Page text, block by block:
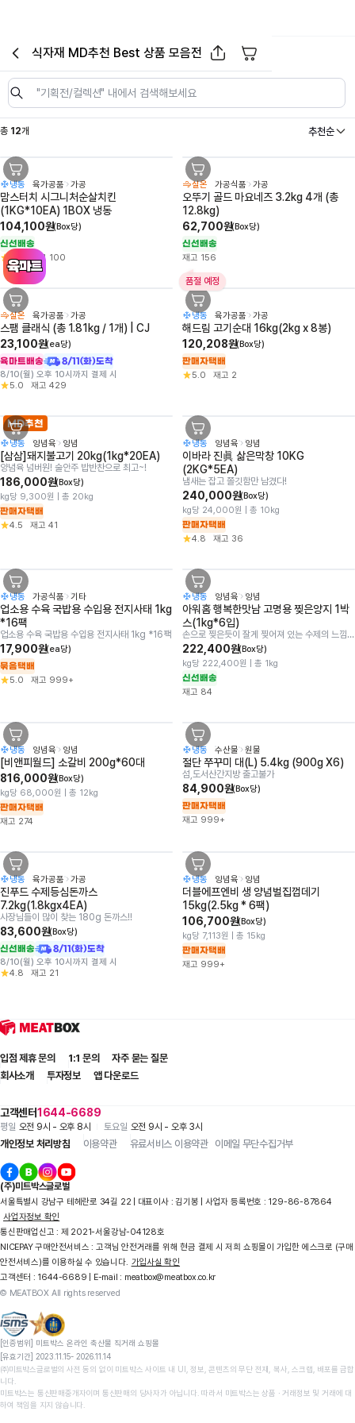
이전페이지로 이동
식자재 MD추천 Best 상품 모음전
공유하기장바구니
펼쳐보기 버튼
필터
"기획전/컬렉션" 내에서 검색해보세요
추천순
총 12개
장바구니버튼
냉동 육가공품 가공
맘스터치 시그니처순살치킨
(1KG*10EA) 1BOX 냉동
104,100원(Box당)
신선배송
5.0 재고 100
장바구니버튼
실온 가공식품 가공
오뚜기 골드 마요네즈 3.2kg 4개 (총
12.8kg)
62,700원(Box당)
신선배송
재고 156
장바구니버튼
실온 육가공품 가공
스팸 클래식 (총 1.81kg / 1개) | CJ
23,100원(ea당)
육마트배송 8/11(화)도착
8/10(월) 오후 10시까지 결제 시
5.0
재고 429
품절 예정
장바구니버튼
냉동 육가공품 가공
해드림 고기순대 16kg(2kg x 8봉)
120,208원(Box당)
판매자택배
5.0 재고 2
MD추천
장바구니버튼
냉동 양념육 양념
[삼삼]돼지불고기 20kg(1kg*20EA)
양념육 넘버원! 술안주 밥반찬으로 최고~!
186,000원(Box당)
kg당 9,300원 | 총 20kg
판매자택배
4.5 재고 41
장바구니버튼
냉동 양념육 양념
이바라 진眞 삶은막창 10KG
(2KG*5EA)
냄새는 잡고 쫄깃함만 남겼다!
240,000원(Box당)
kg당 24,000원 | 총 10kg
판매자택배
4.8 재고 36
장바구니버튼
냉동 가공식품 기타
업소용 수육 국밥용 수입용 전지사태 1kg
*16팩
업소용 수육 국밥용 수입용 전지사태 1kg *16팩
17,900원(ea당)
묶음택배
5.0 재고 999+
장바구니버튼
냉동 양념육 양념
아워홈 행복한맛남 고명용 찢은양지 1박
스(1kg*6입)
손으로 찢은듯이 잘게 찢어져 있는 수제의 느낌/후추로 간이 맞춰져 있어 별도의 간이 필요없음
222,400원(Box당)
kg당 222,400원 | 총 1kg
신선배송
재고 84
장바구니버튼
냉동 양념육 양념
[비앤피월드] 소갈비 200g*60대
816,000원(Box당)
kg당 68,000원 | 총 12kg
판매자택배
재고 274
장바구니버튼
냉동 수산물 원물
절단 쭈꾸미 대(L) 5.4kg (900g X6)
섬,도서산간지방 출고불가
84,900원(Box당)
판매자택배
재고 999+
장바구니버튼
냉동 육가공품 가공
진푸드 수제등심돈까스
7.2kg(1.8kgx4EA)
사장님들이 많이 찾는 180g 돈까스!!
83,600원(Box당)
신선배송 8/11(화)도착
8/10(월) 오후 10시까지 결제 시
4.8
재고 21
장바구니버튼
냉동 양념육 양념
더블에프엔비 생 양념벌집껍데기
15kg(2.5kg * 6팩)
106,700원(Box당)
kg당 7,113원 | 총 15kg
판매자택배
재고 999+
고객센터1644-6689
평일 오전 9시 - 오후 8시 토요일 오전 9시 - 오후 3시
입점 제휴 문의 1:1 문의
자주 묻는 질문
회사소개
투자정보 앱 다운로드
개인정보 처리방침 이용약관 유료서비스 이용약관 이메일 무단수집거부
(주)미트박스글로벌
서울특별시 강남구 테헤란로 34길 22 | 대표이사 : 김기봉 | 사업자 등록번호 : 129-86-87864
사업자정보 확인
통신판매업신고 : 제 2021-서울강남-04128호
NICEPAY 구매안전서비스 : 고객님 안전거래를 위해 현금 결제 시 저희 쇼핑몰이 가입한 에스크로 (구매
안전서비스)를 이용하실 수 있습니다. 가입사실 확인
고객센터 : 1644-6689 | E-mail : meatbox@meatbox.co.kr
© MEATBOX All rights reserved
[인증범위] 미트박스 온라인 축산물 직거래 쇼핑몰
[유효기간] 2023.11.15- 2026.11.14
㈜미트박스글로벌의 사전 동의 없이 미트박스 사이트 내 UI, 정보, 콘텐츠의 무단 전재, 복사, 스크랩, 배포를 금합
니다.
미트박스는 통신판매중개자이며 통신판매의 당사자가 아닙니다. 따라서 미트박스는 상품 ∙ 거래정보 및 거래에 대
하여 책임을 지지 않습니다.